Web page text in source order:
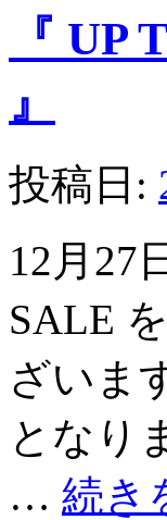
『 UP
』
投稿日:
12月27
SALE
ざいま
となり
… 続き